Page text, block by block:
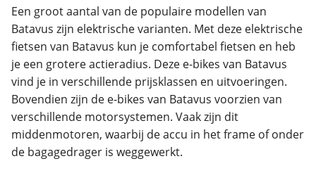
Een groot aantal van de populaire modellen van
Batavus zijn elektrische varianten. Met deze elektrische
fietsen van Batavus kun je comfortabel fietsen en heb
je een grotere actieradius. Deze e-bikes van Batavus
vind je in verschillende prijsklassen en uitvoeringen.
Bovendien zijn de e-bikes van Batavus voorzien van
verschillende motorsystemen. Vaak zijn dit
middenmotoren, waarbij de accu in het frame of onder
de bagagedrager is weggewerkt.